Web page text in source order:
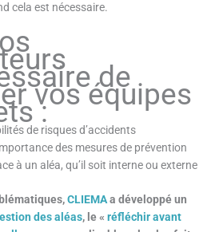
cela est nécessaire.
de
vos équipes
:
de risques d’accidents
des mesures de prévention
à un aléa, qu’il soit interne ou externe
CLIEMAa développé un
des aléas, le «réfléchir avant